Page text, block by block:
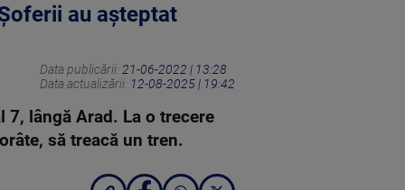
au așteptat
Data publicării: 21-06-2022 | 13:28
Data actualizării: 12-08-2025 | 19:42
lângă Arad. La o trecere
să treacă un tren.